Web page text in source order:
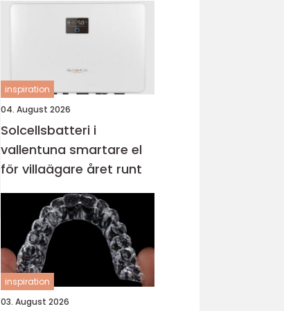
inspiration
04. August 2026
Solcellsbatteri i
vallentuna smartare el
för villaägare året runt
inspiration
03. August 2026